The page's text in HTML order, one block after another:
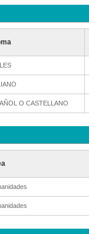
O CASTELLANO